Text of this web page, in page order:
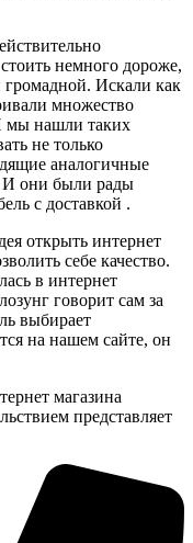
немного дороже,
громадной. Искали как
множество
мы нашли таких
не только
аналогичные
И они были рады
с доставкой .
открыть интернет
себе качество.
в интернет
говорит сам за
выбирает
на нашем сайте, он
магазина
представляет